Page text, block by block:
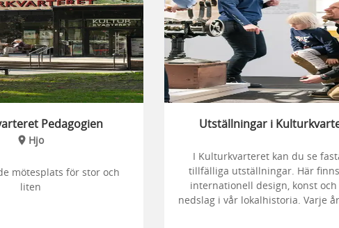
Pedagogien
Hjo
mötesplats för stor och
liten
Utställningar i
I Kulturkvarteret kan du se
tillfälliga utställningar. Här
internationell design, konst
nedslag i vår lokalhistoria. Varje